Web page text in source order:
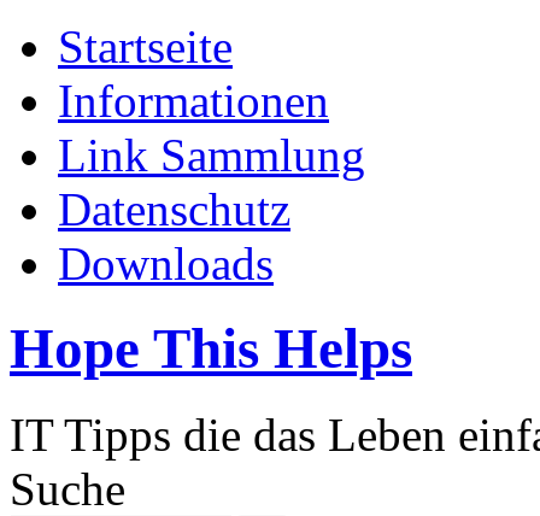
Startseite
Informationen
Link Sammlung
Datenschutz
Downloads
Hope This Helps
IT Tipps die das Leben
Suche